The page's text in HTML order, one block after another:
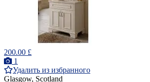
200.00 £
1
Удалить из избранного
Glasgow, Scotland